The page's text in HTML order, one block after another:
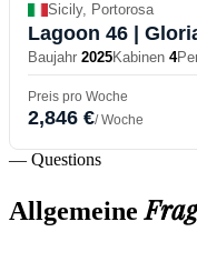
Sicily, Portorosa
Lagoon 46 |
Baujahr 2025Kabinen 4
Preis pro Woche
2,846 €/ Woche
— Questions
Allgemeine